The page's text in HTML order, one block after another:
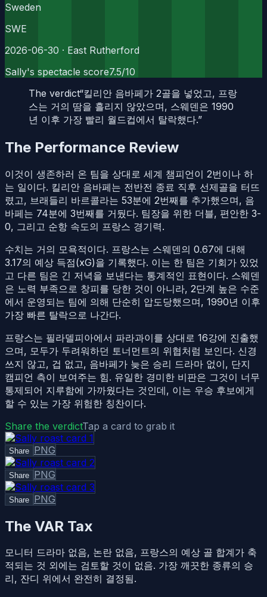
Sweden
SWE
2026-06-30 · East Rutherford
Sally's spectacle score7.5/10
The verdict“킬리안 음바페가 2골을 넣었고, 프랑
스는 거의 땀을 흘리지 않았으며, 스웨덴은 1990
년 이후 가장 빨리 월드컵에서 탈락했다.”
The Performance Review
이것이 생존하러 온 팀을 상대로 세계 챔피언이 2번이나 하
는 일이다. 킬리안 음바페는 전반전 종료 직후 선제골을 터뜨
렸고, 브래들리 바르콜라는 53분에 2번째를 추가했으며, 음
바페는 74분에 3번째를 거뒀다. 팀장을 위한 더블, 편안한 3-
0, 그리고 순항 속도의 프랑스 경기력.
수치는 거의 모욕적이다. 프랑스는 스웨덴의 0.67에 대해
3.17의 예상 득점(xG)을 기록했다. 이는 한 팀은 기회가 있었
고 다른 팀은 긴 저녁을 보낸다는 통계적인 표현이다. 스웨덴
은 노력 부족으로 창피를 당한 것이 아니라, 2단계 높은 수준
에서 운영되는 팀에 의해 단순히 압도당했으며, 1990년 이후
가장 빠른 탈락으로 나간다.
프랑스는 필라델피아에서 파라과이를 상대로 16강에 진출했
으며, 모두가 두려워하던 토너먼트의 위협처럼 보인다. 신경
쓰지 않고, 겁 없고, 음바페가 늦은 승리 드라마 없이, 단지
캠피언 측이 보여주는 힘. 유일한 경미한 비판은 그것이 너무
통제되어 지루함에 가까웠다는 것인데, 이는 우승 후보에게
할 수 있는 가장 위험한 칭찬이다.
Share the verdictTap a card to grab it
Share PNG
Share PNG
Share PNG
The VAR Tax
모니터 드라마 없음, 논란 없음, 프랑스의 예상 골 합계가 축
적되는 것 외에는 검토할 것이 없음. 가장 깨끗한 종류의 승
리, 잔디 위에서 완전히 결정됨.